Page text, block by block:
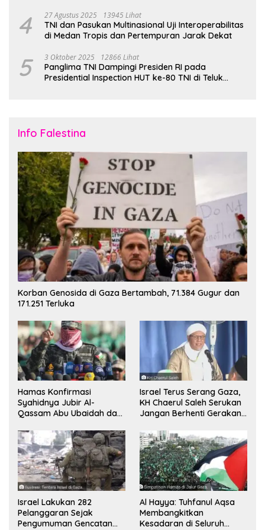
4 27 Agustus 2025 13945 Lihat
TNI dan Pasukan Multinasional Uji Interoperabilitas
di Medan Tropis dan Pertempuran Jarak Dekat
5 3 Oktober 2025 12866 Lihat
Panglima TNI Dampingi Presiden RI pada
Presidential Inspection HUT ke-80 TNI di Teluk
Info Falestina
Korban Genosida di Gaza Bertambah, 71.384 Gugur dan
171.251 Terluka
Hamas Konfirmasi
Syahidnya Jubir Al-
Qassam Abu Ubaidah dan
Sinwar
Israel Terus Serang Gaza,
KH Chaerul Saleh Serukan
Jangan Berhenti Gerakan
Israel Lakukan 282
Pelanggaran Sejak
Pengumuman Gencatan
Al Hayya: Tuhfanul Aqsa
Membangkitkan
Kesadaran di Seluruh